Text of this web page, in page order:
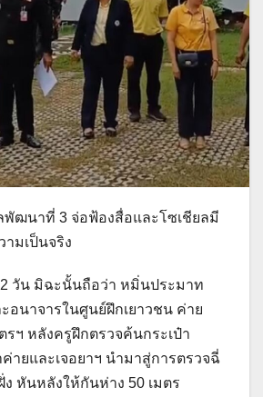
ฒนาที่ 3 จ่อฟ้องสื่อและโซเชียลมี
ามเป็นจริง
วัน มิฉะนั้นถือว่า หมิ่นประมาท
อนาจารในศูนย์ฝึกเยาวชน ค่าย
รฯ หลังครูฝึกตรวจค้นกระเป๋า
ายและเจอยาฯ นำมาสู่การตรวจฉี่
ง หันหลังให้กันห่าง 50 เมตร